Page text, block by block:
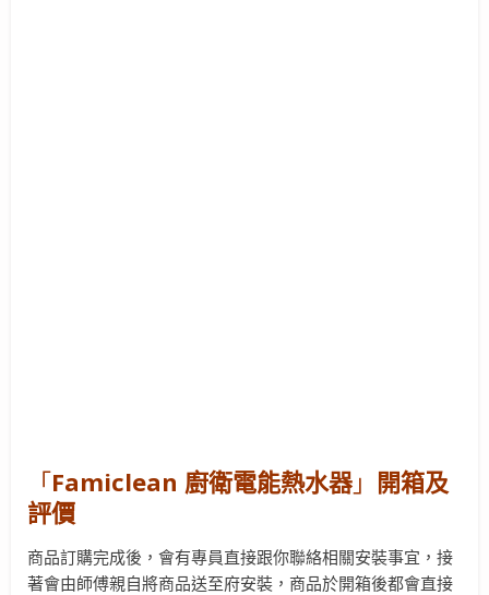
「Famiclean 廚衛電能熱水器 」 開箱及
評價
商品訂購完成後，會有專員直接跟你聯絡相關安裝事宜，接
著會由師傅親自將商品送至府安裝，商品於開箱後都會直接